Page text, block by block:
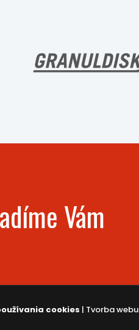
Vám
cookies | Tvorba webu